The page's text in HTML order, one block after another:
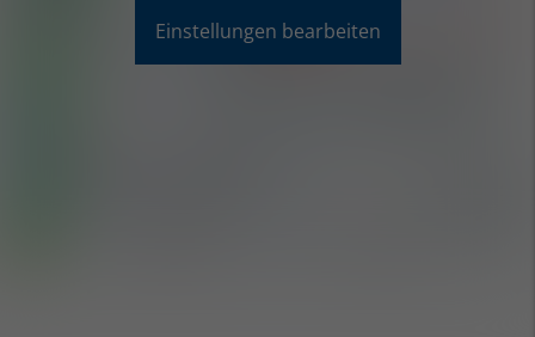
Einstellungen bearbeiten